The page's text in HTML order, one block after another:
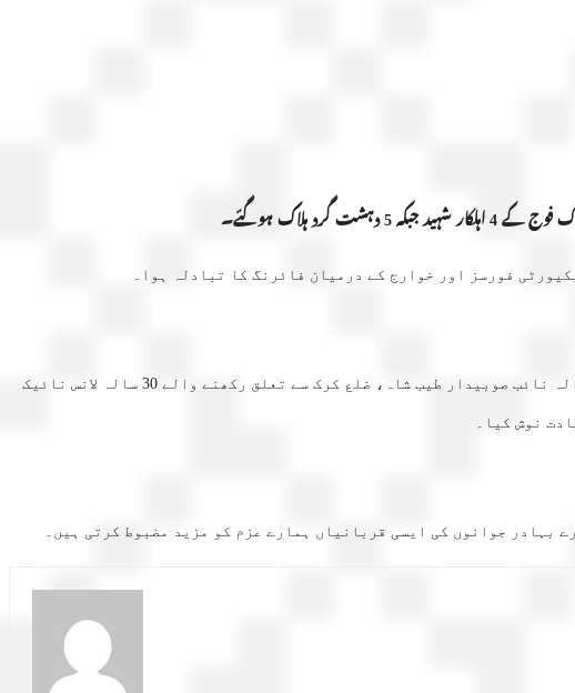
ہلاک ہوگئے۔
آئی ایس پی آر نے بتایا کہ شدید فائرنگ کے تبادلے کے دوران پاک فوج کے چار بہادر سپوت ضلع ٹانک سے تعلق رکھنے والے 38 سالہ نائب صوبیدار طیب شاہ، ضلع کرک سے تعلق رکھنے والے 30 سالہ لانس نائیک
بہادر جوانوں کی ایسی قربانیاں ہمارے عزم کو مزید مضبوط کرتی ہیں۔